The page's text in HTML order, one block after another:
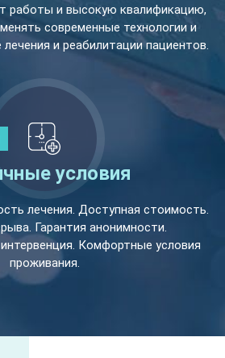
работы и высокую квалификацию,
современные технологии и
и реабилитации пациентов.
условия
лечения. Доступная стоимость.
Гарантия анонимности.
Комфортные условия
проживания.